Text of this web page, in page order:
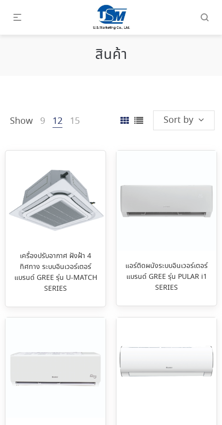
สินค้า
Show 9 12 15 Sort by
เครื่องปรับอากาศ ฝังฝ้า 4
ทิศทาง ระบบอินเวอร์เตอร์
แบรนด์ GREE รุ่น U-MATCH
SERIES
แอร์ติดผนังระบบอินเวอร์เตอร์
แบรนด์ GREE รุ่น PULAR i1
SERIES